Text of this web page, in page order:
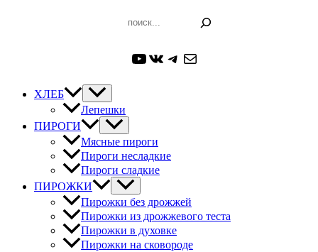
YouTube
ВКонтакте
Telegram
Почта
ХЛЕБ
Лепешки
ПИРОГИ
Мясные пироги
Пироги несладкие
Пироги сладкие
ПИРОЖКИ
Пирожки без дрожжей
Пирожки из дрожжевого теста
Пирожки в духовке
Пирожки на сковороде